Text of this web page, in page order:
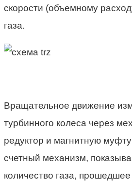
скорости (объемному
газа.
Вращательное движение
турбинного колеса через
редуктор и магнитную
счетный механизм,
количество газа, прошедшее